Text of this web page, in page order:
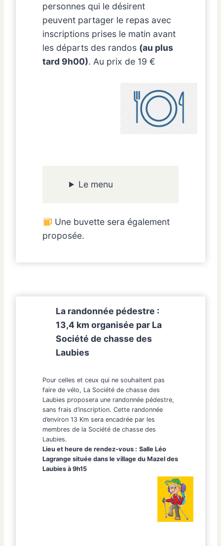
personnes qui le désirent
peuvent partager le repas avec
inscriptions prises le matin avant
les départs des randos (au plus
tard 9h00). Au prix de 19 €
Le menu
Une buvette sera également
proposée.
La randonnée pédestre :
13,4 km organisée par La
Société de chasse des
Laubies
Pour celles et ceux qui ne souhaitent pas
faire de vélo, La Société de chasse des
Laubies proposera une randonnée pédestre,
sans frais d’inscription. Cette randonnée
d’environ 13 Km sera encadrée par les
membres de la Société de chasse des
Laubies.
Lieu et heure de rendez-vous : SalleLéo
Lagrange située dans le village du Mazel des
Laubies à 9h15